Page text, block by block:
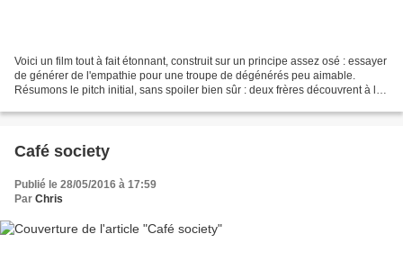
Voici un film tout à fait étonnant, construit sur un principe assez osé : essayer
de générer de l'empathie pour une troupe de dégénérés peu aimable.
Résumons le pitch initial, sans spoiler bien sûr : deux frères découvrent à la
Café society
Publié le 28/05/2016 à 17:59
Par Chris